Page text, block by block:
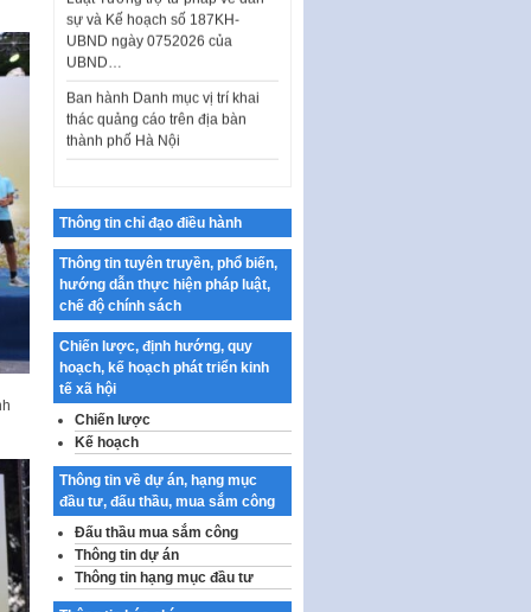
UBND ngày 0752026 của
UBND…
Ban hành Danh mục vị trí khai
thác quảng cáo trên địa bàn
thành phố Hà Nội
Kế hoạch Tổ chức Cuộc thi
Công bố công khai dự toán kinh
phí xây dựng pháp luật, hoàn
thiện thể chế, chính…
Quy định về nghiên cứu, ứng
dụng khoa học, công nghệ, đổi
mới sáng tạo và chuyển…
Quy định chi tiết và hướng dẫn
thi hành một số điều của Luật Lý
lịch tư…
dung tại Nghị quyết số 30/NQ-
CP ngày 24 tháng 02…
Ban hành Chương trình hành
động của Chính phủ thực hiện
Nghị quyết số 02-NQ/TW ngày
17…
Thông tin chỉ đạo điều hành
Thông tin tuyên truyền, phổ biến,
hướng dẫn thực hiện pháp luật,
chế độ chính sách
Chiến lược, định hướng, quy
hoạch, kế hoạch phát triển kinh
tế xã hội
Chiến lược
Kế hoạch
Thông tin về dự án, hạng mục
đầu tư, đấu thầu, mua sắm công
Đấu thầu mua sắm công
Thông tin dự án
Thông tin hạng mục đầu tư